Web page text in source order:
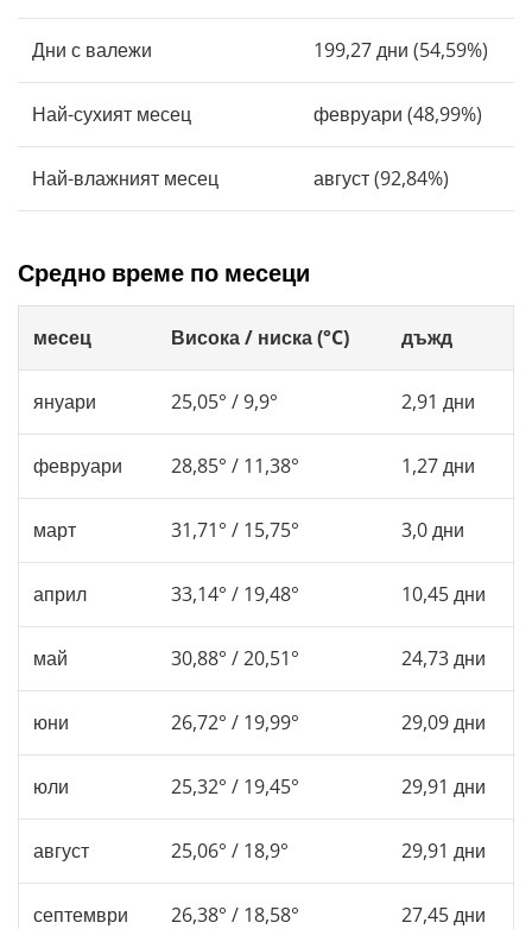
Дни с валежи 199,27 дни (54,59%)
Най-сухият месец февруари (48,99%)
Най-влажният месец август (92,84%)
Средно време по месеци
месец Висока / ниска (°C) дъжд
януари 25,05° / 9,9° 2,91 дни
февруари 28,85° / 11,38° 1,27 дни
март 31,71° / 15,75° 3,0 дни
април 33,14° / 19,48° 10,45 дни
май 30,88° / 20,51° 24,73 дни
юни 26,72° / 19,99° 29,09 дни
юли 25,32° / 19,45° 29,91 дни
август 25,06° / 18,9° 29,91 дни
септември 26,38° / 18,58° 27,45 дни